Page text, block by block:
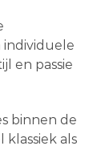
en passie
binnen de
klassiek als